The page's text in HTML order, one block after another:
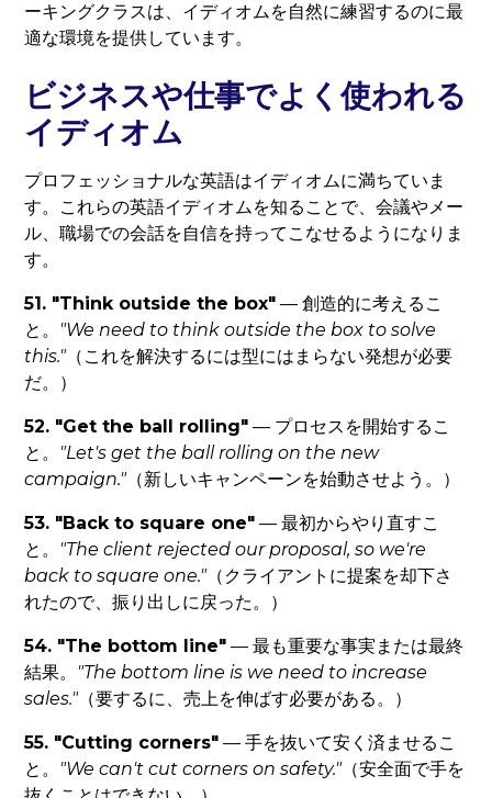
ーキングクラスは、イディオムを自然に練習するのに最
適な環境を提供しています。
ビジネスや仕事でよく使われる
イディオム
プロフェッショナルな英語はイディオムに満ちていま
す。これらの英語イディオムを知ることで、会議やメー
ル、職場での会話を自信を持ってこなせるようになりま
す。
51. "Think outside the box" — 創造的に考えるこ
と。 "We need to think outside the box to solve
this."（これを解決するには型にはまらない発想が必要
だ。）
52. "Get the ball rolling" — プロセスを開始するこ
と。 "Let's get the ball rolling on the new
campaign."（新しいキャンペーンを始動させよう。）
53. "Back to square one" — 最初からやり直すこ
と。 "The client rejected our proposal, so we're
back to square one."（クライアントに提案を却下さ
れたので、振り出しに戻った。）
54. "The bottom line" — 最も重要な事実または最終
結果。 "The bottom line is we need to increase
sales."（要するに、売上を伸ばす必要がある。）
55. "Cutting corners" — 手を抜いて安く済ませるこ
と。 "We can't cut corners on safety."（安全面で手を